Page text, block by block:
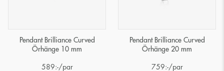
Pendant Brilliance Curved
Örhänge 10 mm
589:-/par
Pendant Brilliance Curved
Örhänge 20 mm
759:-/par